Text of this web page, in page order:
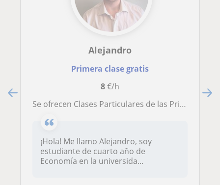
Alejandro
Primera clase gratis
8€/h
Se ofrecen Clases Particulares de las Principales Materias Hasta 4º de la ESO, Aprendizaje Fácil y Real
¡Hola! Me llamo Alejandro, soy
estudiante de cuarto año de
Economía en la universida...